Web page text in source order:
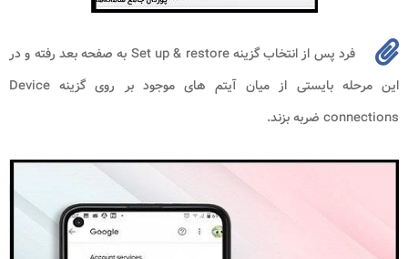
فرد پس از انتخاب گزینه Set up & restore به صفحه بعد رفته و در
این مرحله بایستی از میان آیتم های موجود بر روی گزینه Device
connections ضربه بزند.